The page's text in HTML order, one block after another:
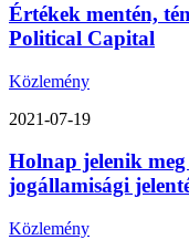
Értékek mentén,
Political Capital
Közlemény
2021-07-19
Holnap jelenik
jogállamisági
Közlemény